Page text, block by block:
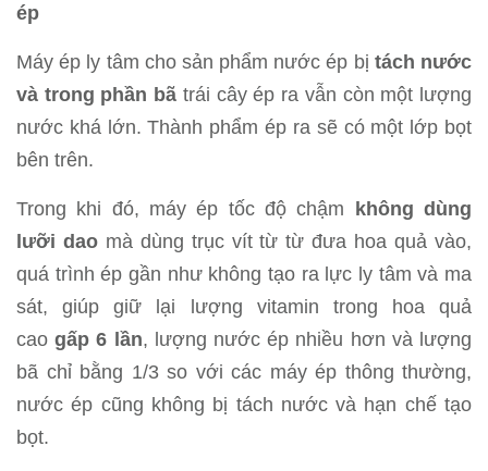
ép
Máy ép ly tâm cho sản phẩm nước ép bị tách nước
và trong phần bã trái cây ép ra vẫn còn một lượng
nước khá lớn. Thành phẩm ép ra sẽ có một lớp bọt
bên trên.
Trong khi đó, máy ép tốc độ chậm không dùng
lưỡi daomà dùng trục vít từ từ đưa hoa quả vào,
quá trình ép gần như không tạo ra lực ly tâm và ma
sát, giúp giữ lại lượng vitamin trong hoa quả
caogấp 6 lần, lượng nước ép nhiều hơn và lượng
bã chỉ bằng 1/3 so với các máy ép thông thường,
nước ép cũng không bị tách nước và hạn chế tạo
bọt.